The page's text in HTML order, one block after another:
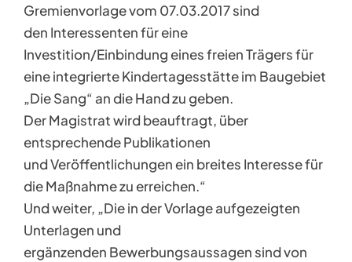
Gremienvorlage vom 07.03.2017 sind
den Interessenten für eine
Investition/Einbindung eines freien Trägers für
eine integrierte Kindertagesstätte im Baugebiet
„Die Sang“ an die Hand zu geben.
Der Magistrat wird beauftragt, über
entsprechende Publikationen
und Veröffentlichungen ein breites Interesse für
die Maßnahme zu erreichen.“
Und weiter, „Die in der Vorlage aufgezeigten
Unterlagen und
ergänzenden Bewerbungsaussagen sind von